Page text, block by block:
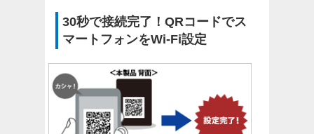
30秒で接続完了！QRコードでス
マートフォンをWi-Fi設定